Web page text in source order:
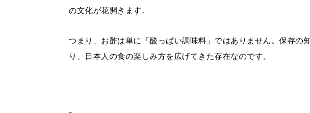
の文化が花開きます。
つまり、お酢は単に「酸っぱい調味料」ではありません。保存の
り、日本人の食の楽しみ方を広げてきた存在なのです。